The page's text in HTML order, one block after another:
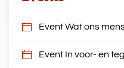
Event Wat ons
Event In voor- en